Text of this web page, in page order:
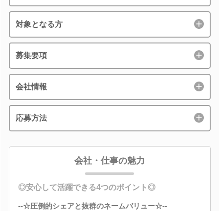
対象となる方
募集要項
会社情報
応募方法
会社・仕事の魅力
◎安心して活躍できる4つのポイント◎
--☆圧倒的シェアと抜群のネームバリュー☆--